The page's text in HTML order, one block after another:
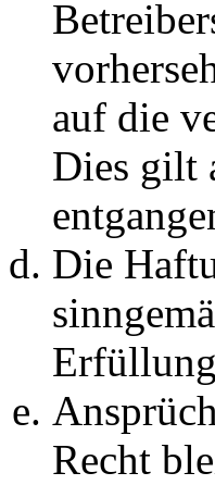
auf die
Dies gilt
Die
Recht